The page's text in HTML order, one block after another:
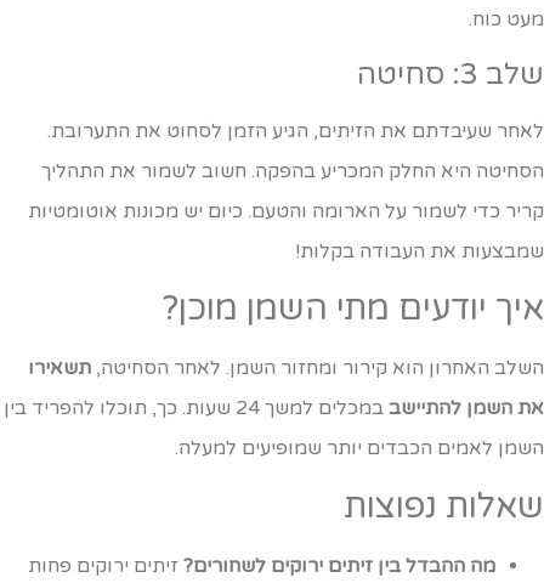
כוח.
3: סחיטה
שעיבדתם את הזיתים, הגיע הזמן לסחוט את התערובת.
היא החלק המכריע בהפקה. חשוב לשמור את התהליך
כדי לשמור על הארומה והטעם. כיום יש מכונות אוטומטיות
את העבודה בקלות!
יודעים מתי השמן מוכן?
האחרון הוא קירור ומחזור השמן. לאחר הסחיטה,תשאירו
השמן להתיישב
במכלים למשך 24 שעות. כך, תוכלו להפריד בין
לאמים הכבדים יותר שמופיעים למעלה.
נפוצות
מה ההבדל בין זיתים ירוקים לשחורים?זיתים ירוקים פחות